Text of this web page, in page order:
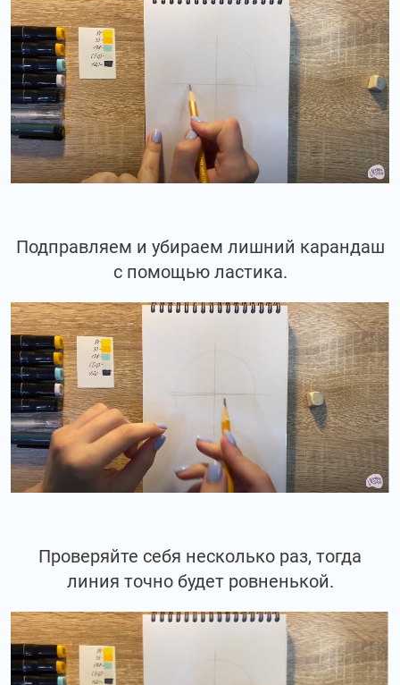
Подправляем и убираем лишний карандаш
с помощью ластика.
Проверяйте себя несколько раз, тогда
линия точно будет ровненькой.